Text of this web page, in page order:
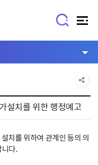
설치를 위한 행정예고
치를 위하여 관계인 등의 의
다.